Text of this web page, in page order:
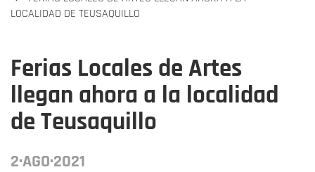
LOCALIDAD DE TEUSAQUILLO
Ferias Locales de Artes
llegan ahora a la localidad
de Teusaquillo
2·AGO·2021